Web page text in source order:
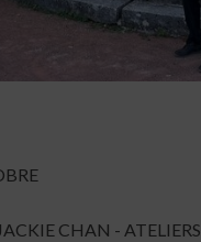
CHAN - ATELIERS